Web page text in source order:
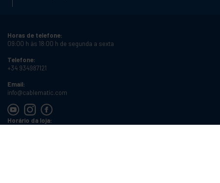
Horas de telefone:
09:00 h às 18:00 h de segunda a sexta
Telefone:
+34 934987121
Email:
info@cablematic.com
Horário da loja: